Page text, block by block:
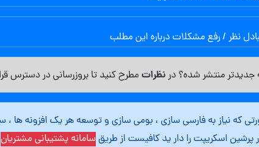
نظر / رفع مشکلات درباره این مطلب
منتشر شده؟ درنظراتمطرح کنید تا بروزرسانی در دسترس
که نیاز به فارسی سازی ، بومی سازی و توسعه هر یک افزونه ها
پرشین اسکریپت را دار ید کافیست از طریقسامانه پشتیبانی مشتریان